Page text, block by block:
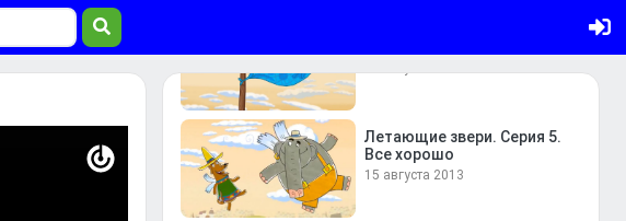
Летающие звери. Серия 5.
Все хорошо
15 августа 2013